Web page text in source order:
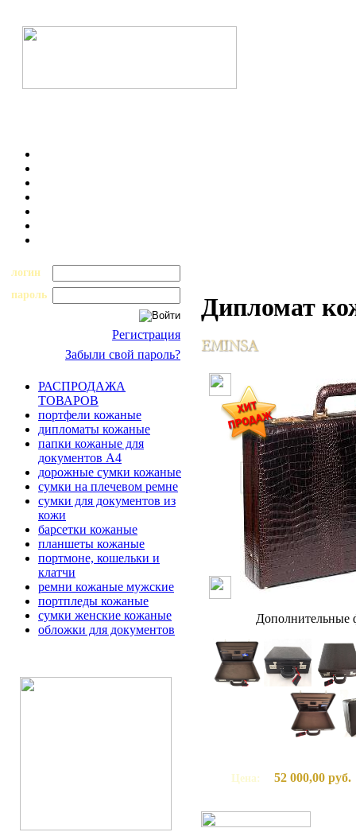
логин
пароль
Регистрация
Забыли свой пароль?
РАСПРОДАЖА
ТОВАРОВ
портфели кожаные
дипломаты кожаные
папки кожаные для
документов А4
дорожные сумки кожаные
сумки на плечевом ремне
сумки для документов из
кожи
барсетки кожаные
планшеты кожаные
портмоне, кошельки и
клатчи
ремни кожаные мужские
портпледы кожаные
сумки женские кожаные
обложки для документов
Дипломат
Дополнительные
Цена: 52 000,00 руб.